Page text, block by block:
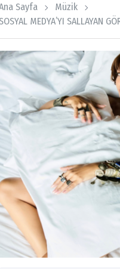
Sayfa
Müzik
SOSYAL MEDYA’YI SALLAYAN